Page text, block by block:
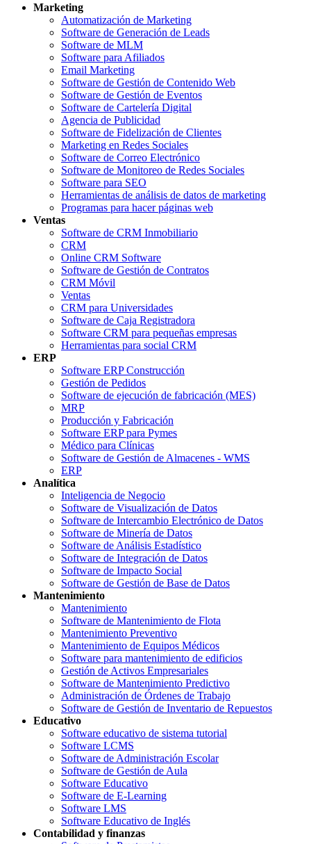
Marketing
Automatización de Marketing
Software de Generación de Leads
Software de MLM
Software para Afiliados
Email Marketing
Software de Gestión de Contenido Web
Software de Gestión de Eventos
Software de Cartelería Digital
Agencia de Publicidad
Software de Fidelización de Clientes
Marketing en Redes Sociales
Software de Correo Electrónico
Software de Monitoreo de Redes Sociales
Software para SEO
Herramientas de análisis de datos de marketing
Programas para hacer páginas web
Ventas
Software de CRM Inmobiliario
CRM
Online CRM Software
Software de Gestión de Contratos
CRM Móvil
Ventas
CRM para Universidades
Software de Caja Registradora
Software CRM para pequeñas empresas
Herramientas para social CRM
ERP
Software ERP Construcción
Gestión de Pedidos
Software de ejecución de fabricación (MES)
MRP
Producción y Fabricación
Software ERP para Pymes
Médico para Clínicas
Software de Gestión de Almacenes - WMS
ERP
Analítica
Inteligencia de Negocio
Software de Visualización de Datos
Software de Intercambio Electrónico de Datos
Software de Minería de Datos
Software de Análisis Estadístico
Software de Integración de Datos
Software de Impacto Social
Software de Gestión de Base de Datos
Mantenimiento
Mantenimiento
Software de Mantenimiento de Flota
Mantenimiento Preventivo
Mantenimiento de Equipos Médicos
Software para mantenimiento de edificios
Gestión de Activos Empresariales
Software de Mantenimiento Predictivo
Administración de Órdenes de Trabajo
Software de Gestión de Inventario de Repuestos
Educativo
Software educativo de sistema tutorial
Software LCMS
Software de Administración Escolar
Software de Gestión de Aula
Software Educativo
Software de E-Learning
Software LMS
Software Educativo de Inglés
Contabilidad y finanzas